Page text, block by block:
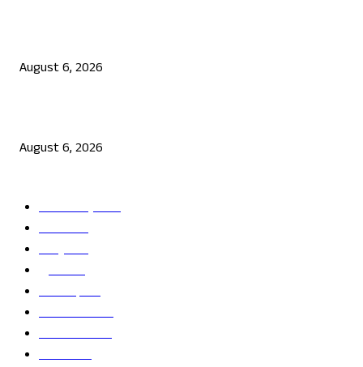
August 6, 2026
August 6, 2026
ತಾಜಾ ಸುದ್ದಿ 2865
ದೇಶ2245
ರಾಜ್ಯ 2216
ಕ್ರೀಡೆ1138
ಅಪರಾಧ791
ರಾಜಕೀಯ686
ಬೆಂಗಳೂರು681
ವಿದೇಶ625